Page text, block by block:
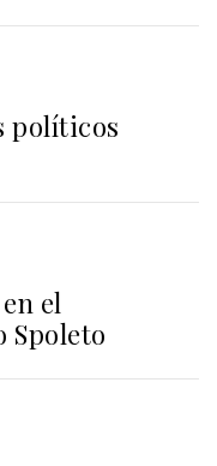
políticos
el
Spoleto